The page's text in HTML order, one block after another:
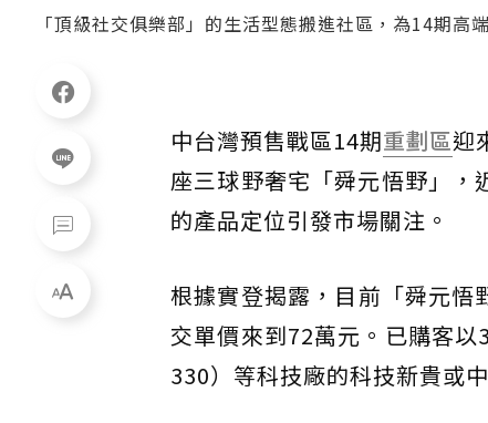
「頂級社交俱樂部」的生活型態搬進社區，為14期高
中台灣預售戰區14期重劃區迎
座三球野奢宅「舜元悟野」，
的產品定位引發市場關注。
根據實登揭露，目前「舜元悟
交單價來到72萬元。已購客
330）等科技廠的科技新貴或